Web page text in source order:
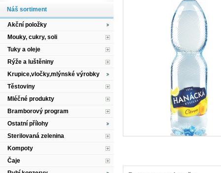
Náš sortiment
Akční položky
Mouky, cukry, soli
Tuky a oleje
Rýže a luštěniny
Krupice,vločky,mlýnské výrobky
Těstoviny
Mléčné produkty
Bramborový program
Ostatní přílohy
Sterilovaná zelenina
Kompoty
Čaje